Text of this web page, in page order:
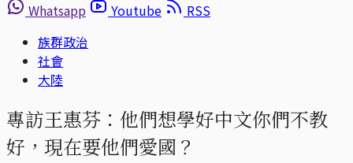
Whatsapp
Youtube
RSS
族群政治
社會
大陸
專訪王惠芬：他們想學好中文你們不教
好，現在要他們愛國？